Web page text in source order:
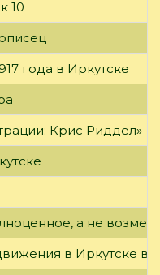
10
года в Иркутске
Крис Риддел»
а не
в Иркутске в